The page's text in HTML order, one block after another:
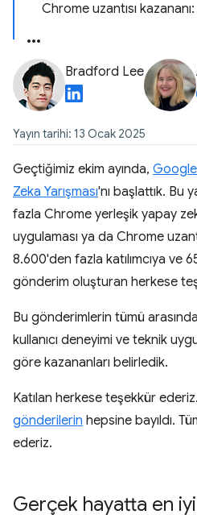
Chrome uzantısı
Bradford Lee
Yayın tarihi: 13 Ocak 2025
Geçtiğimiz ekim ayında,
Zeka Yarışması'nı başlattık. Bu
fazla Chrome yerleşik yapay
uygulaması ya da Chrome
8.600'den fazla katılımcıya ve
gönderim oluşturan herkese
Bu gönderimlerin tümü
kullanıcı deneyimi ve teknik
göre kazananları belirledik.
Katılan herkese teşekkür
gönderilerin hepsine bayıldı.
ederiz.
Gerçek hayatta en